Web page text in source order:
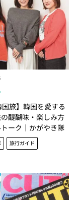
国旅】韓国を愛する
醍醐味・楽しみ方
ーク｜かがやき隊
旅行ガイド